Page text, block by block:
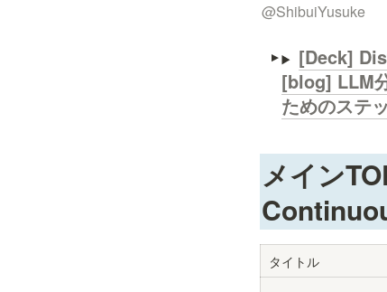
@ShibuiYusuke
[Deck]
[blog] LLM
ためのステ
メイン
タイトル